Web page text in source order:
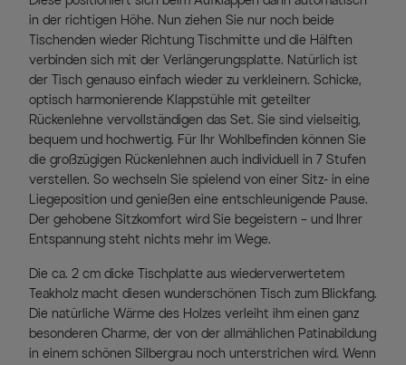
in der richtigen Höhe. Nun ziehen Sie nur noch beide
Tischenden wieder Richtung Tischmitte und die Hälften
verbinden sich mit der Verlängerungsplatte. Natürlich ist
der Tisch genauso einfach wieder zu verkleinern. Schicke,
optisch harmonierende Klappstühle mit geteilter
Rückenlehne vervollständigen das Set. Sie sind vielseitig,
bequem und hochwertig. Für Ihr Wohlbefinden können Sie
die großzügigen Rückenlehnen auch individuell in 7 Stufen
verstellen. So wechseln Sie spielend von einer Sitz- in eine
Liegeposition und genießen eine entschleunigende Pause.
Der gehobene Sitzkomfort wird Sie begeistern – und Ihrer
Entspannung steht nichts mehr im Wege.
Die ca. 2 cm dicke Tischplatte aus wiederverwertetem
Teakholz macht diesen wunderschönen Tisch zum Blickfang.
Die natürliche Wärme des Holzes verleiht ihm einen ganz
besonderen Charme, der von der allmählichen Patinabildung
in einem schönen Silbergrau noch unterstrichen wird. Wenn